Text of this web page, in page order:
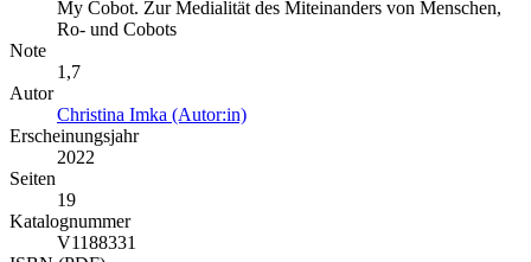
My Cobot. Zur Medialität des Miteinanders von Menschen,
Ro- und Cobots
Note
1,7
Autor
Christina Imka (Autor:in)
Erscheinungsjahr
2022
Seiten
19
Katalognummer
V1188331